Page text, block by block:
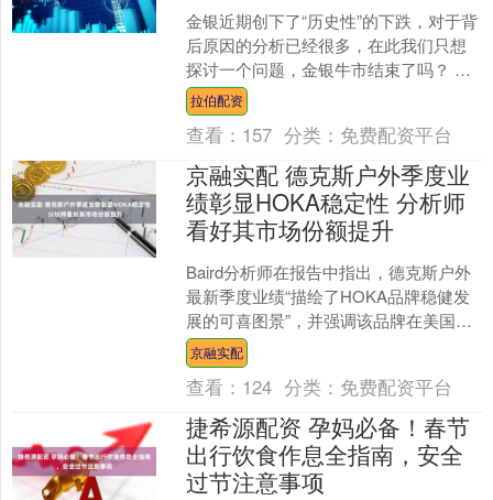
金银近期创下了“历史性”的下跌，对于背
后原因的分析已经很多，在此我们只想
探讨一个问题，金银牛市结束了吗？ 我
们虽然也会提示短期内波动较大，不过
从三个维度我们认为....
拉伯配资
查看： 157 分类： 免费配资平台
京融实配 德克斯户外季度业
绩彰显HOKA稳定性 分析师
看好其市场份额提升
Baird分析师在报告中指出，德克斯户外
最新季度业绩“描绘了HOKA品牌稳健发
展的可喜图景”，并强调该品牌在美国市
场直营业务重拾增长及毛利率实现扩
张。分析师表示....
京融实配
查看： 124 分类： 免费配资平台
捷希源配资 孕妈必备！春节
出行饮食作息全指南，安全
过节注意事项